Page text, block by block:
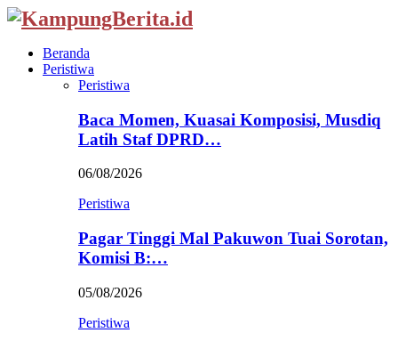
Beranda
Peristiwa
Peristiwa
Baca Momen, Kuasai Komposisi, Musdiq
Latih Staf DPRD…
06/08/2026
Peristiwa
Pagar Tinggi Mal Pakuwon Tuai Sorotan,
Komisi B:…
05/08/2026
Peristiwa